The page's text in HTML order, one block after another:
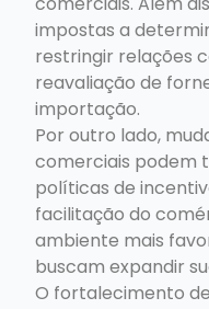
impostas a
restringir relações
reavaliação de
importação.
Por outro lado,
comerciais podem
políticas de
facilitação do
ambiente mais
buscam expandir
O fortalecimento